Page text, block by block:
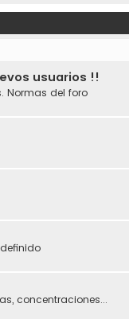
usuarios !!
Normas del foro
concentraciones...